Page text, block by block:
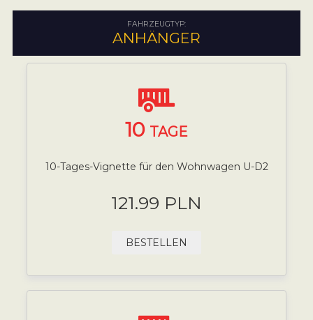
FAHRZEUGTYP:
ANHÄNGER
10 TAGE
10-Tages-Vignette für den Wohnwagen U-D2
121.99 PLN
BESTELLEN